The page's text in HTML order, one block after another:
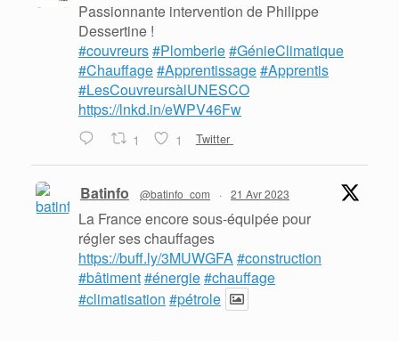
Passionnante intervention de Philippe
Dessertine !
#couvreurs#Plomberie#GénieClimatique
#Chauffage#Apprentissage#Apprentis
#LesCouvreursàlUNESCO
https://lnkd.in/eWPV46Fw
1 1 Twitter
Batinfo @batinfo_com · 21 Avr 2023
La France encore sous-équipée pour
régler ses chauffages
https://buff.ly/3MUWGFA#construction
#bâtiment#énergie#chauffage
#climatisation #pétrole